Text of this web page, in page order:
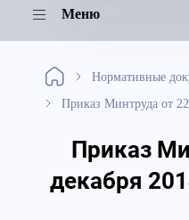
Меню
Нормативные
Приказ Минтруда от
Приказ
декабря